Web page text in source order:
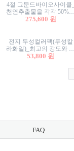
4절 그문드바이오사이클_
천연추출물을 각각 50%이
상 함유한 친환경그래픽
275,600 원
전지 두성컬러팩(두성칼
라화일)_최고의 강도와 평
활성을 지닌 다양한 컬러
53,800 원
FAQ